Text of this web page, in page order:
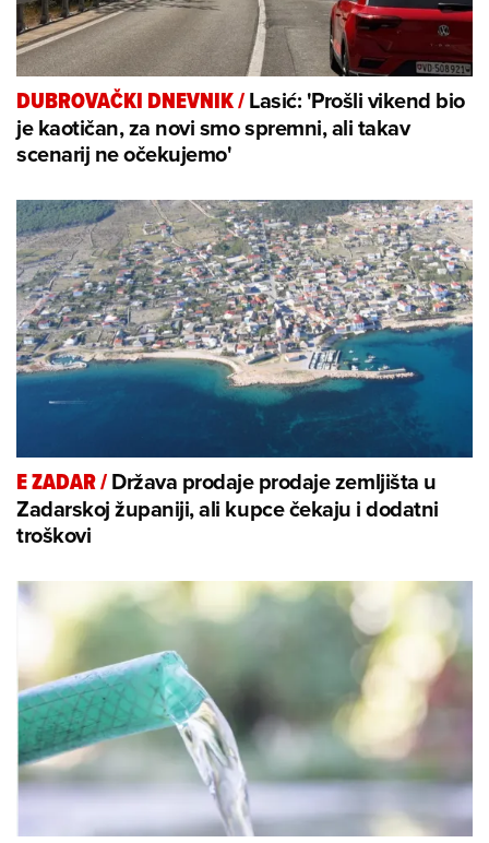
DUBROVAČKI DNEVNIK/Lasić: 'Prošli vikend bio
je kaotičan, za novi smo spremni, ali takav
scenarij ne očekujemo'
E ZADAR/Država prodaje prodaje zemljišta u
Zadarskoj županiji, ali kupce čekaju i dodatni
troškovi